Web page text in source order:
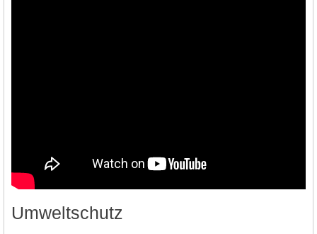
Umweltschutz